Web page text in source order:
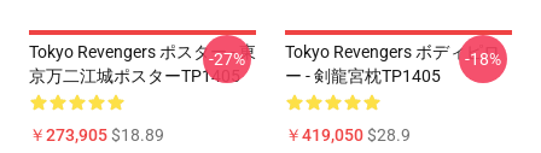
Tokyo Revengers ポスター - 東
京万二江城ポスターTP1405
￥273,905$18.89
-27%
Tokyo Revengers ボディピロ
ー - 剣龍宮枕TP1405
￥419,050$28.9
-18%